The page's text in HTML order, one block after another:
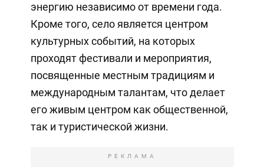
энергию независимо от времени года.
Кроме того, село является центром
культурных событий, на которых
проходят фестивали и мероприятия,
посвященные местным традициям и
международным талантам, что делает
его живым центром как общественной,
так и туристической жизни.
РЕКЛАМА